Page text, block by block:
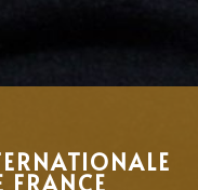
FRANCE